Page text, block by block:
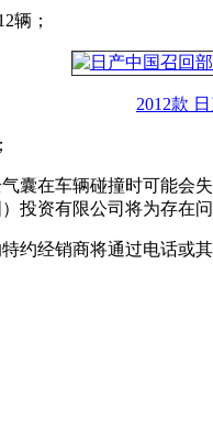
辆；
2012款
囊在车辆碰撞时可能
投资有限公司将为存在
约经销商将通过电话或